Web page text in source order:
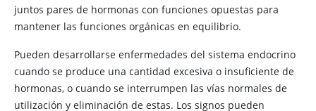
juntos pares de hormonas con funciones opuestas para
mantener las funciones orgánicas en equilibrio.
Pueden desarrollarse enfermedades del sistema endocrino
cuando se produce una cantidad excesiva o insuficiente de
hormonas, o cuando se interrumpen las vías normales de
utilización y eliminación de estas. Los signos pueden